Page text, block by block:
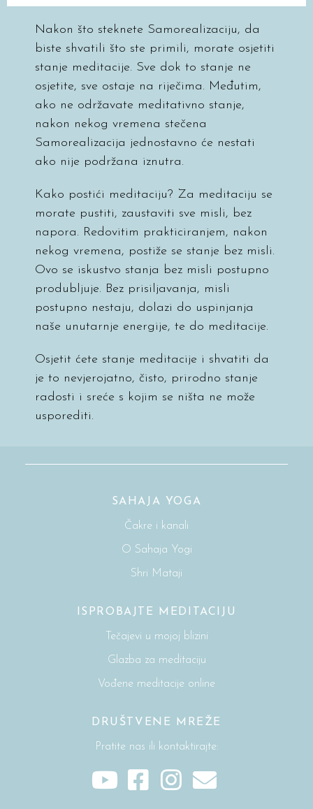
Nakon što steknete Samorealizaciju, da
biste shvatili što ste primili, morate osjetiti
stanje meditacije. Sve dok to stanje ne
osjetite, sve ostaje na riječima. Međutim,
ako ne održavate meditativno stanje,
nakon nekog vremena stečena
Samorealizacija jednostavno će nestati
ako nije podržana iznutra.
Kako postići meditaciju? Za meditaciju se
morate pustiti, zaustaviti sve misli, bez
napora. Redovitim prakticiranjem, nakon
nekog vremena, postiže se stanje bez misli.
Ovo se iskustvo stanja bez misli postupno
produbljuje. Bez prisiljavanja, misli
postupno nestaju, dolazi do uspinjanja
naše unutarnje energije, te do meditacije.
Osjetit ćete stanje meditacije i shvatiti da
je to nevjerojatno, čisto, prirodno stanje
radosti i sreće s kojim se ništa ne može
usporediti.
SAHAJA YOGA
Čakre i kanali
O Sahaja Yogi
Shri Mataji
ISPROBAJTE MEDITACIJU
Tečajevi u mojoj blizini
Glazba za meditaciju
Vođene meditacije online
DRUŠTVENE MREŽE
Pratite nas ili kontaktirajte: